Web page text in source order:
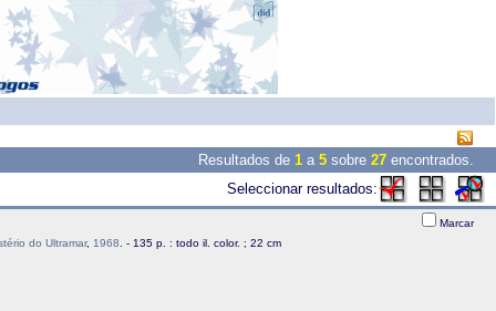
Resultados de 1 a 5 sobre 27 encontrados.
Seleccionar resultados:
do Ultramar, 1968 . - 135 p. : todo il. color. ; 22 cm
Marcar